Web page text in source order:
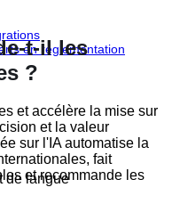
en réglementation
t-il les
?
et accélère la mise sur
et la valeur
sur l'IA automatise la
fait
et recommande les